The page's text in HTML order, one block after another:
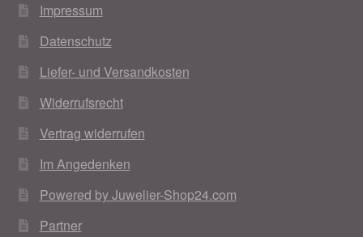
Impressum
Datenschutz
Liefer- und Versandkosten
Widerrufsrecht
Vertrag widerrufen
Im Angedenken
Powered by Juwelier-Shop24.com
Partner